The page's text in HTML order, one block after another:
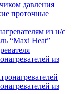
давления
проточные
из н/с
“Maxi Heat”
из
из